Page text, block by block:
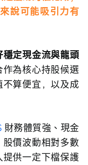
說可能吸引力有
定現金流與龍頭
作為核心持股候選
算便宜，以及成
財務體質強、現金
價波動相對多數
供一定下檔保護